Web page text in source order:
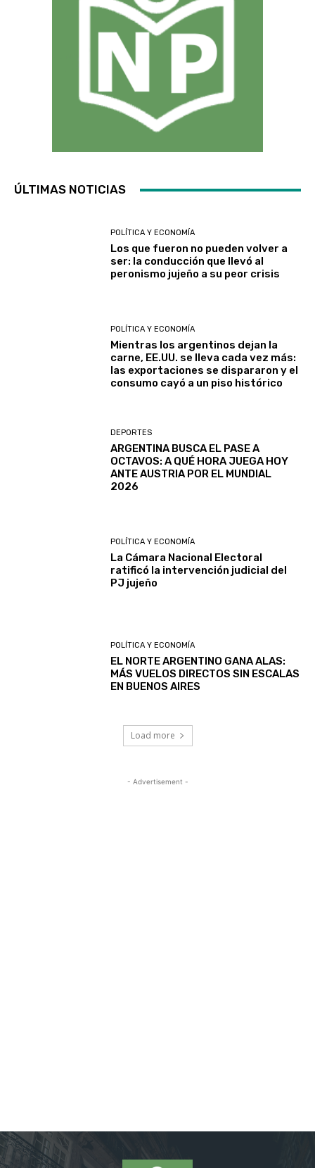
ÚLTIMAS NOTICIAS
POLÍTICA Y ECONOMÍA
Los que fueron no pueden volver a
ser: la conducción que llevó al
peronismo jujeño a su peor crisis
POLÍTICA Y ECONOMÍA
Mientras los argentinos dejan la
carne, EE.UU. se lleva cada vez más:
las exportaciones se dispararon y el
consumo cayó a un piso histórico
DEPORTES
ARGENTINA BUSCA EL PASE A
OCTAVOS: A QUÉ HORA JUEGA HOY
ANTE AUSTRIA POR EL MUNDIAL
2026
POLÍTICA Y ECONOMÍA
La Cámara Nacional Electoral
ratificó la intervención judicial del
PJ jujeño
POLÍTICA Y ECONOMÍA
EL NORTE ARGENTINO GANA ALAS:
MÁS VUELOS DIRECTOS SIN ESCALAS
EN BUENOS AIRES
Load more
- Advertisement -